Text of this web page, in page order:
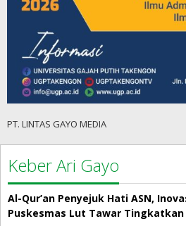
PT. LINTAS GAYO MEDIA
Keber Ari Gayo
Al-Qur’an Penyejuk Hati ASN,
Puskesmas Lut Tawar